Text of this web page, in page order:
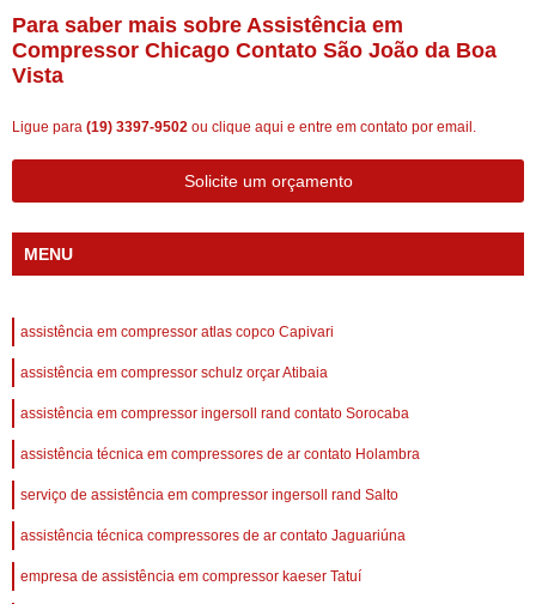
Para saber mais sobre Assistência em
Compressor Chicago Contato São João da Boa
Vista
Ligue para (19) 3397-9502 ou clique aqui e entre em contato por email.
Solicite um orçamento
MENU
assistência em compressor atlas copco Capivari
assistência em compressor schulz orçar Atibaia
assistência em compressor ingersoll rand contato Sorocaba
assistência técnica em compressores de ar contato Holambra
serviço de assistência em compressor ingersoll rand Salto
assistência técnica compressores de ar contato Jaguariúna
empresa de assistência em compressor kaeser Tatuí